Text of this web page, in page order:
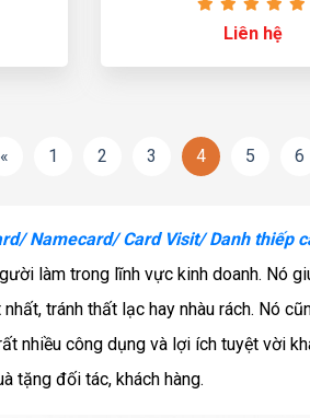
Liên hệ
« 1 2 3 4 5 6
Namecard/ Card Visit/ Danh thiếp
làm trong lĩnh vực kinh doanh. Nó
tránh thất lạc hay nhàu rách. Nó
nhiều công dụng và lợi ích tuyệt vời
tặng đối tác, khách hàng.